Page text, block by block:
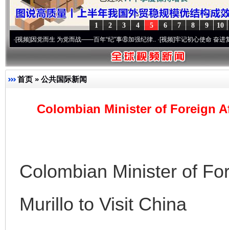
10
9
8
7
6
5
4
3
2
1
因党而生 为党而战——百年“纪”事⑧加强纪律..·[视频]牢记初心使命 奋进复兴征程丨
首页 » 公共国际新闻
Colombian Minister of Foreign
Colombian Minister of
Murillo to Visit China
完善运行机制助力责任有效落实 一纸欠